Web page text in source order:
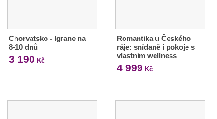
Chorvatsko - Igrane na
8-10 dnů
3 190 Kč
Romantika u Českého
ráje: snídaně i pokoje s
vlastním wellness
4 999 Kč